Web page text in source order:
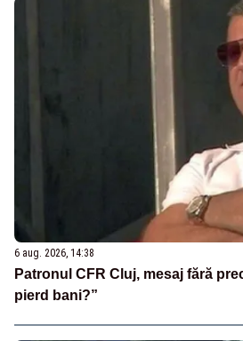
6 aug. 2026, 14:38
Patronul CFR Cluj, mesaj fără
pierd bani?”